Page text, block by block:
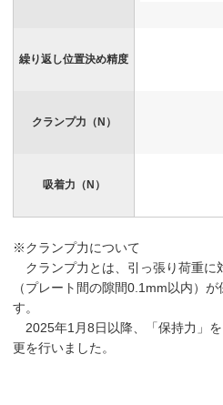
繰り返し位置決め精度
クランプ力（N）
吸着力（N）
※クランプ力について
クランプ力とは、引っ張り荷重に
（プレート間の隙間0.1mm以内）
す。
2025年1月8日以降、「保持力」
更を行いました。